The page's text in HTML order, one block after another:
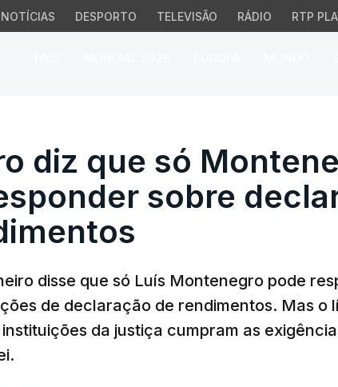
NOTÍCIAS DESPORTO TELEVISÃO RÁDIO RTP
diz que só
diz que só
sobre
disse que só Luís Montenegro pode
de declaração de rendimentos. Mas o
da justiça cumpram as